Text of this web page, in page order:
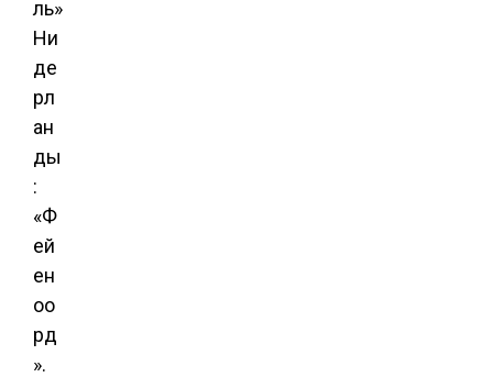
ль»
Ни
де
рл
ан
ды
:
«Ф
ей
ен
оо
рд
».